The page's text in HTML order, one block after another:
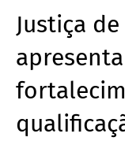
Justiça